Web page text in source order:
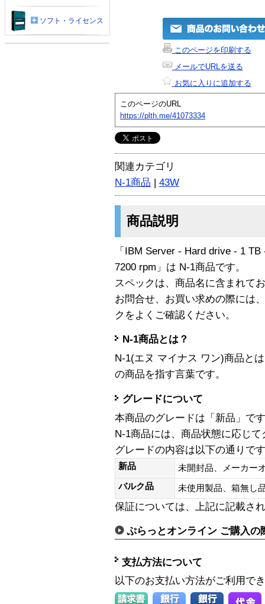
このページを印刷する
メールでURLを送る
お気に入りに追加する
このページのURL
https://plth.me/41073334
関連カテゴリ
N-1商品 | 43W
商品説明
「IBM Server - Hard drive - 1
7200 rpm」は N-1商品です。
スペックは、商品名に含まれて
お問合せ、お買い求めの際には
クをよくご確認ください。
N-1商品とは？
N-1(エヌ マイナス ワン)商品と
の商品を指す言葉です。
グレードについて
本商品のグレードは「新品」です
N-1商品には、商品状態に応じ
グレードの内容は以下の通りで
新品
未開封品、メーカー
バルク品
未使用製品、箱無
保証については、上記に記載さ
ぷらっとオンライン ご購入の
支払方法について
以下のお支払い方法がご利用で
ソフト・ライセンス